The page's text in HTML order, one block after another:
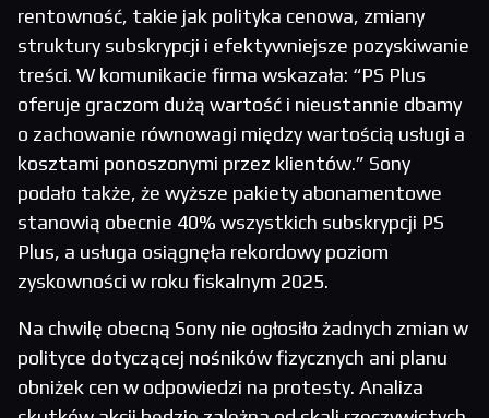
rentowność, takie jak polityka cenowa, zmiany
struktury subskrypcji i efektywniejsze pozyskiwanie
treści. W komunikacie firma wskazała: “PS Plus
oferuje graczom dużą wartość i nieustannie dbamy
o zachowanie równowagi między wartością usługi a
kosztami ponoszonymi przez klientów.” Sony
podało także, że wyższe pakiety abonamentowe
stanowią obecnie 40% wszystkich subskrypcji PS
Plus, a usługa osiągnęła rekordowy poziom
zyskowności w roku fiskalnym 2025.
Na chwilę obecną Sony nie ogłosiło żadnych zmian w
polityce dotyczącej nośników fizycznych ani planu
obniżek cen w odpowiedzi na protesty. Analiza